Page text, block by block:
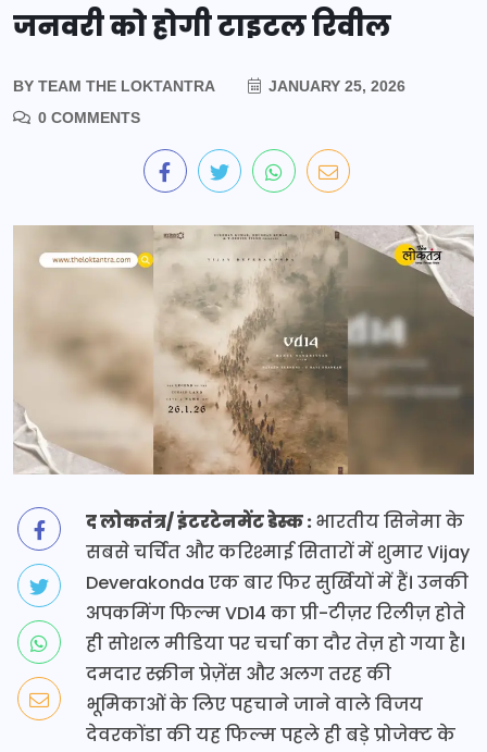
जनवरी को होगी टाइटल रिवील
BY TEAM THE LOKTANTRA
JANUARY 25, 2026
0 COMMENTS
द लोकतंत्र/ इंटरटेनमेंट डेस्क :भारतीय सिनेमा के
सबसे चर्चित और करिश्माई सितारों में शुमार Vijay
Deverakonda एक बार फिर सुर्खियों में हैं। उनकी
अपकमिंग फिल्म VD14 का प्री-टीज़र रिलीज़ होते
ही सोशल मीडिया पर चर्चा का दौर तेज़ हो गया है।
दमदार स्क्रीन प्रेज़ेंस और अलग तरह की
भूमिकाओं के लिए पहचाने जाने वाले विजय
देवरकोंडा की यह फिल्म पहले ही बड़े प्रोजेक्ट के